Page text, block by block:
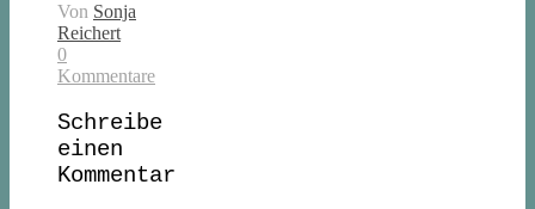
Von Sonja
Reichert
0
Kommentare
Schreibe
einen
Kommentar